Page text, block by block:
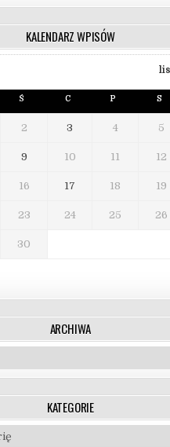
KALENDARZ WPISÓW
Ś C P S
2 3 4 5
9 10 11 12
16 17 18 19
23 24 25 26
30
ARCHIWA
KATEGORIE